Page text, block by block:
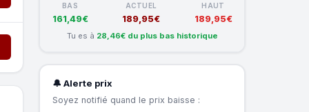
BAS
161,49€
ACTUEL
189,95€
HAUT
189,95€
Tu es à 28,46€ du plus bas historique
🔔 Alerte prix
Soyez notifié quand le prix baisse :